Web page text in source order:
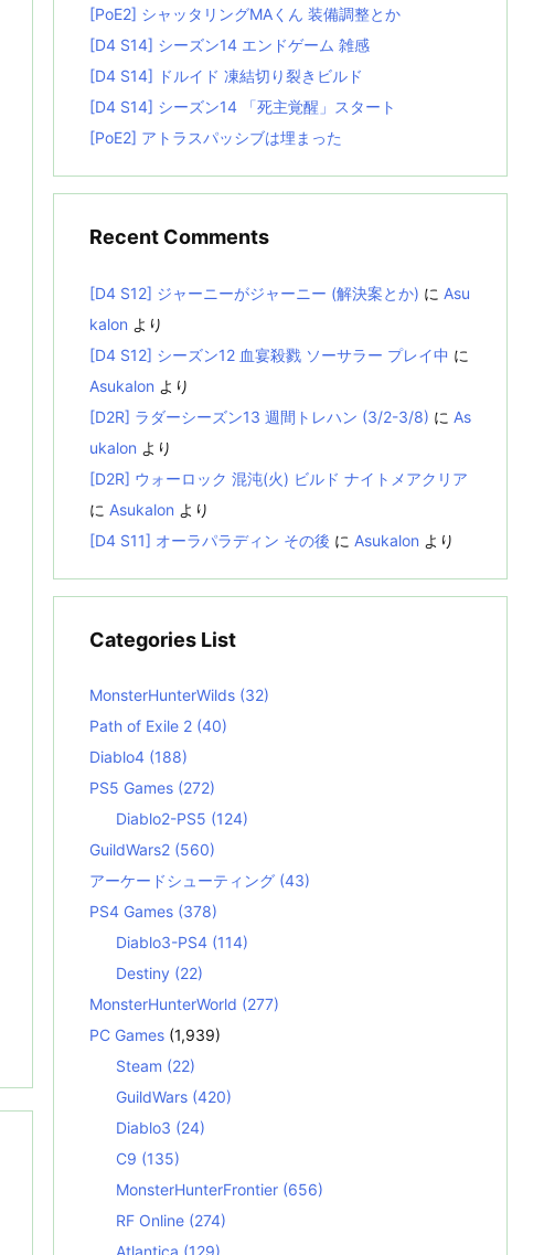
[PoE2] シャッタリングMAくん 装備調整とか
[D4 S14] シーズン14 エンドゲーム 雑感
[D4 S14] ドルイド 凍結切り裂きビルド
[D4 S14] シーズン14 「死主覚醒」スタート
[PoE2] アトラスパッシブは埋まった
Recent Comments
[D4 S12] ジャーニーがジャーニー (解決案とか) に Asu
kalon より
[D4 S12] シーズン12 血宴殺戮 ソーサラー プレイ中 に
Asukalon より
[D2R] ラダーシーズン13 週間トレハン (3/2-3/8) に As
ukalon より
[D2R] ウォーロック 混沌(火) ビルド ナイトメアクリア
に Asukalon より
[D4 S11] オーラパラディン その後 に Asukalon より
Categories List
MonsterHunterWilds (32)
Path of Exile 2 (40)
Diablo4 (188)
PS5 Games (272)
Diablo2-PS5 (124)
GuildWars2 (560)
アーケードシューティング (43)
PS4 Games (378)
Diablo3-PS4 (114)
Destiny (22)
MonsterHunterWorld (277)
PC Games (1,939)
Steam (22)
GuildWars (420)
Diablo3 (24)
C9 (135)
MonsterHunterFrontier (656)
RF Online (274)